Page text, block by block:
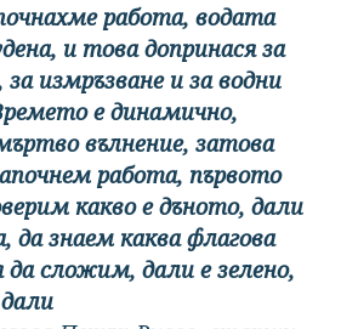
работа, водата
и това допринася за
измръзване и за водни
е динамично,
вълнение, затова
работа, първото
какво е дъното, дали
да знаем каква флагова
да сложим, дали е зелено,